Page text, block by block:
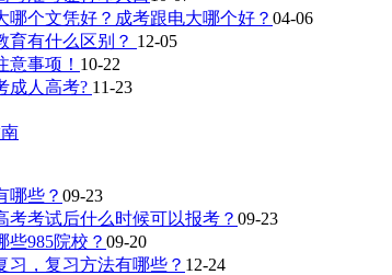
哪个文凭好？成考跟电大哪个好？ 04-06
育有什么区别？ 12-05
意事项！ 10-22
成人高考? 11-23
哪些？ 09-23
考考试后什么时候可以报考？ 09-23
些985院校？ 09-20
习，复习方法有哪些？ 12-24